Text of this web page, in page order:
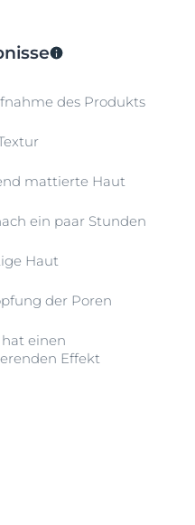
des Produkts
mattierte Haut
ein paar Stunden
Haut
der Poren
einen
Effekt